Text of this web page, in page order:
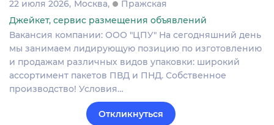
22 июля 2026 Москва
Пражская
Джейкет, сервис размещения объявлений
Вакансия компании: ООО "ЦПУ" На сегодняшний день
мы занимаем лидирующую позицию по изготовлению
и продажам различных видов упаковки: широкий
ассортимент пакетов ПВД и ПНД. Собственное
производство! Условия…
Откликнуться